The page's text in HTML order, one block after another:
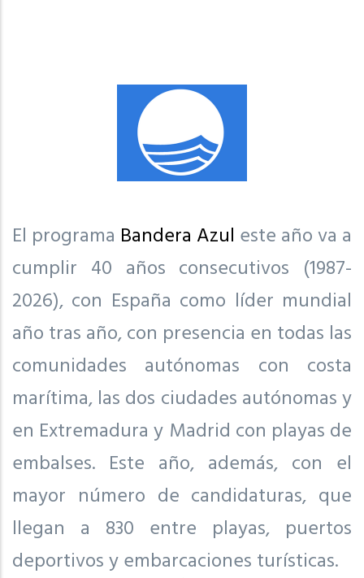
El programa Bandera Azul este año va a
cumplir 40 años consecutivos (1987-
2026), con España como líder mundial
año tras año, con presencia en todas las
comunidades autónomas con costa
marítima, las dos ciudades autónomas y
en Extremadura y Madrid con playas de
embalses. Este año, además, con el
mayor número de candidaturas, que
llegan a 830 entre playas, puertos
deportivos y embarcaciones turísticas.